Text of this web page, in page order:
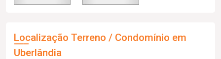
Localização Terreno / Condomínio em
Uberlândia